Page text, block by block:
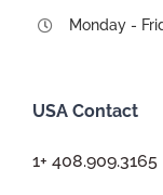
Monday -
USA Contact
1+ 408.909.3165